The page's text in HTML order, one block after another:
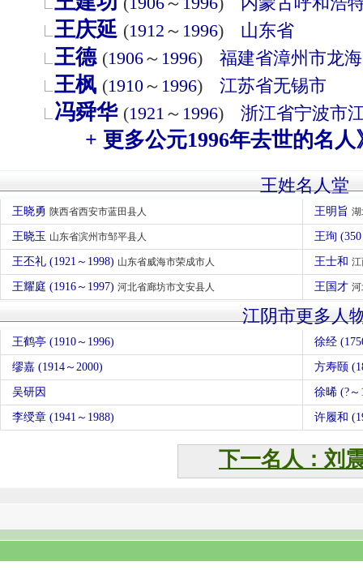
王庆延 (1912 ～ 1996) 山东省
王德 (1906～ 1996) 福建省漳州市龙
王枫 (1910～ 1996) 江苏省无锡市
冯舜华 (1921 ～ 1996) 浙江省宁波市
+ 更多公元1996年去世的名人
王姓名人堂
王晓勇 陕西省西安市蓝田县人 王明旨
王晓玉 山东省滨州市邹平县人 王珣
王丕礼 (1921～1998) 山东省威海市荣成市人 王士和
王耀庭 (1916～1997) 河北省廊坊市文安县人 王国才
江阴市更多人
王鹤亭 (1910～1996) 徐经
缪嘉 (1914～2000) 方寿颐
吴研因 徐晞 (?～
李绶章 (1941～1988) 许履和
下一名人：刘